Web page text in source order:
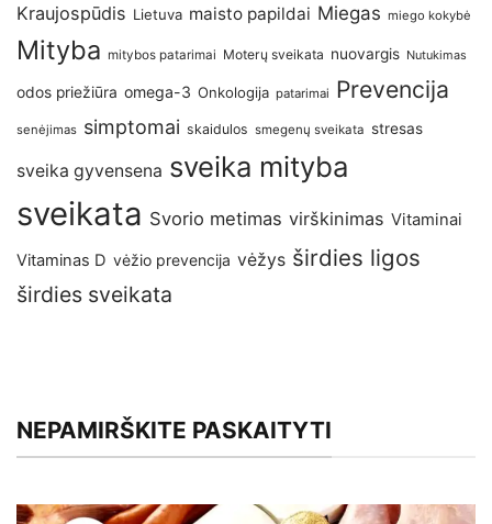
Kraujospūdis Lietuva maisto papildai Miegas miego kokybė
Mityba mitybos patarimai Moterų sveikata nuovargis Nutukimas
odos priežiūra omega-3 Onkologija patarimai Prevencija
senėjimas simptomai skaidulos smegenų sveikata stresas
sveika gyvensena sveika mityba
sveikata Svorio metimas virškinimas Vitaminai
Vitaminas D vėžio prevencija vėžys širdies ligos
širdies sveikata
NEPAMIRŠKITE PASKAITYTI